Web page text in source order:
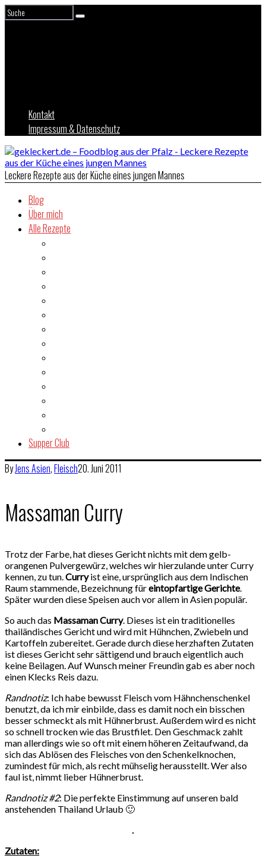
Kontakt
Impressum & Datenschutz
Leckere Rezepte aus der Küche eines jungen Mannes
Blog
Über mich
Alle Rezepte
Supper Club
ByJensAsien,Fleisch20. Juni 2011
Massaman Curry
Trotz der Farbe, hat dieses Gericht nichts mit dem gelb-
orangenen Pulvergewürz, welches wir hierzulande unter Curry
kennen, zu tun.Curryist eine, ursprünglich aus dem Indischen
Raum stammende, Bezeichnung füreintopfartige Gerichte.
Später wurden diese Speisen auch vor allem in Asien populär.
So auch das Massaman Curry. Dieses ist ein traditionelles
thailändisches Gericht und wird mit Hühnchen, Zwiebeln und
Kartoffeln zubereitet. Gerade durch diese herzhaften Zutaten
ist dieses Gericht sehr sättigend und brauch eigentlich auch
keine Beilagen. Auf Wunsch meiner Freundin gab es aber noch
einen Klecks Reis dazu.
Randnotiz: Ich habe bewusst Fleisch vom Hähnchenschenkel
benutzt, da ich mir einbilde, dass es damit noch ein bisschen
besser schmeckt als mit Hühnerbrust. Außerdem wird es nicht
so schnell trocken wie das Brustfilet. Den Geschmack zahlt
man allerdings wie so oft mit einem höheren Zeitaufwand, da
sich das Ablösen des Fleisches von den Schenkelknochen,
zumindest für mich, als recht mühselig herausstellt. Wer also
faul ist, nimmt lieber Hühnerbrust.
Randnotiz #2: Die perfekte Einstimmung auf unseren bald
anstehenden Thailand Urlaub 🙂
Zutaten: